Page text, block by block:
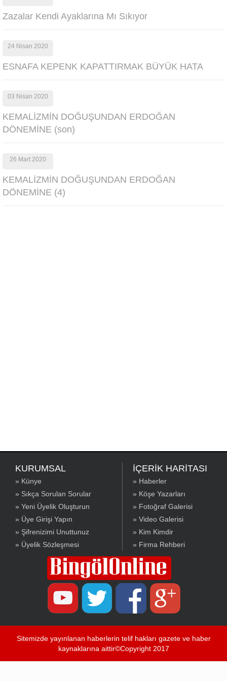
Zazalar Kendi Ayaklarına Mı Sıkıyor
24 Nisan 2020
ESNAFA KEPENK KAPATTIRMAK BÜYÜK HATA
03 Nisan 2020
KEMALİZMİN DOĞUŞUNDAN ERDOĞAN
DÖNEMİNE (son)
26 Mart 2020
KEMALİZMİN DOĞUŞUNDAN ERDOĞAN
DÖNEMİNE (4)
KURUMSAL
» Künye
» Sıkça Sorulan Sorular
» Yeni Üyelik Oluşturun
» Üye Girişi Yapın
» Şifrenizimi Unuttunuz
» Üyelik Sözleşmesi
İÇERİK HARİTASI
» Haberler
» Köşe Yazarları
» Fotoğraf Galerisi
» Video Galerisi
» Kim Kimdir
» Firma Rehberi
Sitemizde yayınlanan haberlerin telif hakları gazete ve haber
kaynaklarına aittir©Copyright 2017